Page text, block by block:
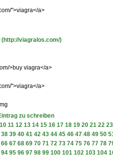
">viagra</a>
(http://viagralos.com/)
>buy viagra</a>
">viagra</a>
zu schreiben
10 11 12 13 14 15 16 17 18 19 20 21 22 23
38 39 40 41 42 43 44 45 46 47 48 49 50
66 67 68 69 70 71 72 73 74 75 76 77 78
94 95 96 97 98 99 100 101 102 103 104